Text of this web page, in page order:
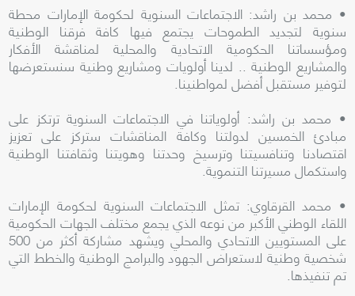
• محمد بن راشد: الاجتماعات السنوية لحكومة الإمارات محطة
سنوية لتجديد الطموحات يجتمع فيها كافة فرقنا الوطنية
ومؤسساتنا الحكومية الاتحادية والمحلية لمناقشة الأفكار
والمشاريع الوطنية .. لدينا أولويات ومشاريع وطنية سنستعرضها
لتوفير مستقبل أفضل لمواطنينا.
• محمد بن راشد: أولوياتنا في الاجتماعات السنوية ترتكز على
مبادئ الخمسين لدولتنا وكافة المناقشات ستركز على تعزيز
اقتصادنا وتنافسيتنا وترسيخ وحدتنا وهويتنا وثقافتنا الوطنية
واستكمال مسيرتنا التنموية.
• محمد القرقاوي: تمثل الاجتماعات السنوية لحكومة الإمارات
اللقاء الوطني الأكبر من نوعه الذي يجمع مختلف الجهات الحكومية
على المستويين الاتحادي والمحلي ويشهد مشاركة أكثر من 500
شخصية وطنية لاستعراض الجهود والبرامج الوطنية والخطط التي
تم تنفيذها.